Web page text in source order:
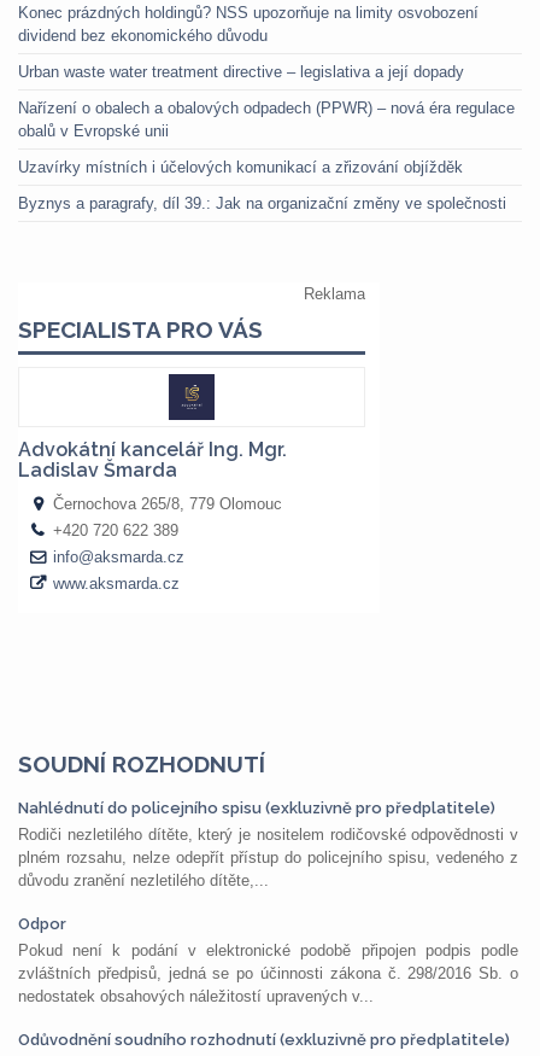
Konec prázdných holdingů? NSS upozorňuje na limity osvobození
dividend bez ekonomického důvodu
Urban waste water treatment directive – legislativa a její dopady
Nařízení o obalech a obalových odpadech (PPWR) – nová éra regulace
obalů v Evropské unii
Uzavírky místních i účelových komunikací a zřizování objížděk
Byznys a paragrafy, díl 39.: Jak na organizační změny ve společnosti
SOUDNÍ ROZHODNUTÍ
Nahlédnutí do policejního spisu (exkluzivně pro předplatitele)
Rodiči nezletilého dítěte, který je nositelem rodičovské odpovědnosti v
plném rozsahu, nelze odepřít přístup do policejního spisu, vedeného z
důvodu zranění nezletilého dítěte,...
Odpor
Pokud není k podání v elektronické podobě připojen podpis podle
zvláštních předpisů, jedná se po účinnosti zákona č. 298/2016 Sb. o
nedostatek obsahových náležitostí upravených v...
Odůvodnění soudního rozhodnutí (exkluzivně pro předplatitele)